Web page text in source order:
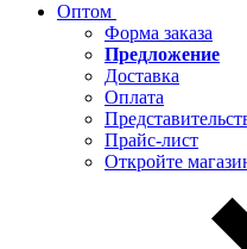
Оптом
Форма заказа
Предложение
Доставка
Оплата
Прайс-лист
Откройте